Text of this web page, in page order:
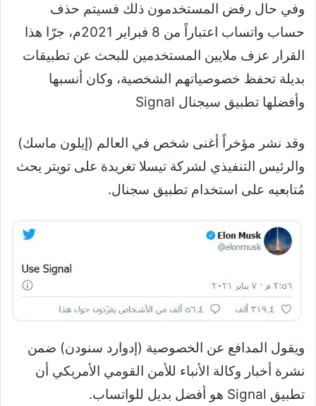
وفي حال رفض المستخدمون ذلك فسيتم حذف
حساب واتساب اعتباراً من 8 فبراير 2021م، جرّا هذا
القرار عزف ملايين المستخدمين للبحث عن تطبيقات
بديلة تحفظ خصوصياتهم الشخصية، وكان أنسبها
وأفضلها تطبيق سيجنال Signal
وقد نشر مؤخراً أغنى شخص في العالم (إيلون ماسك)
والرئيس التنفيذي لشركة تيسلا تغريدة على تويتر يحث
مُتابعيه على استخدام تطبيق سجنال.
ويقول المدافع عن الخصوصية (إدوارد سنودن) ضمن
نشرة أخبار وكالة الأنباء للأمن القومي الأمريكي أن
تطبيق Signal هو أفضل بديل للواتساب.